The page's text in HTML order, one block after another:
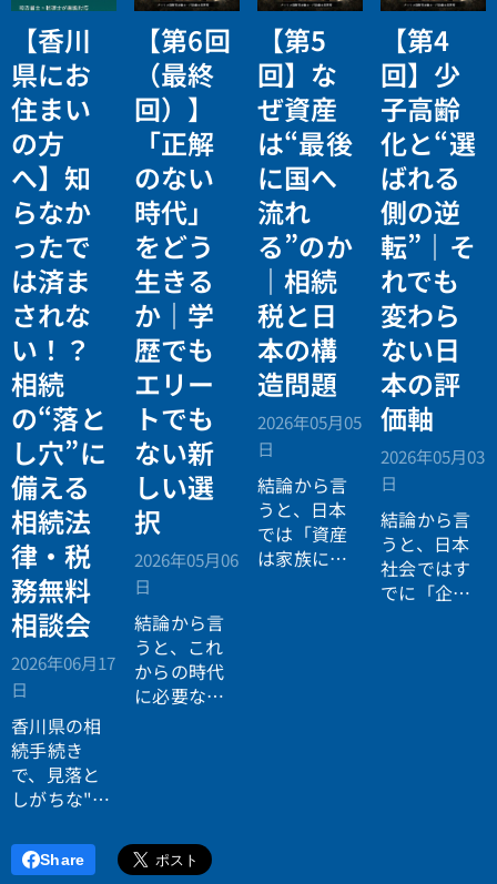
【香川
県にお
住まい
の方
へ】知
らなか
ったで
は済ま
されな
い！？
相続
の“落と
し穴”に
備える
相続法
律・税
務無料
相談会
2026年06月17
日
香川県の相
続手続き
で、見落と
しがちな"落
づいていま
すか？登
【第6回
（最終
回）】
「正解
のない
時代」
をどう
生きる
か｜学
歴でも
エリー
トでも
ない新
しい選
択
2026年05月06
日
結論から言
うと、これ
からの時代
に必要なの
です。
【第5
回】な
ぜ資産
は“最後
に国へ
流れ
る”のか
｜相続
税と日
本の構
造問題
2026年05月05
日
結論から言
うと、日本
では「資産
は家族に引
【第4
回】少
子高齢
化と“選
ばれる
側の逆
転”｜そ
れでも
変わら
ない日
本の評
価軸
2026年05月03
日
結論から言
うと、日本
社会ではす
でに「企業
Share